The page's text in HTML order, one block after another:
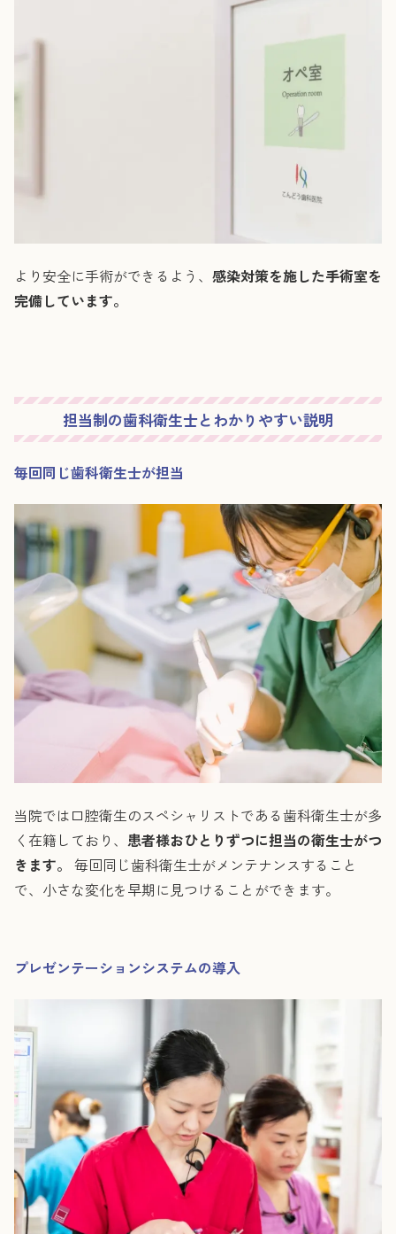
より安全に手術ができるよう、 感染対策を施した手術室を
完備しています。
担当制の歯科衛生士とわかりやすい説明
毎回同じ歯科衛生士が担当
当院では口腔衛生のスペシャリストである歯科衛生士が多
く在籍しており、 患者様おひとりずつに担当の衛生士がつ
きます。 毎回同じ歯科衛生士がメンテナンスすること
で、小さな変化を早期に見つけることができます。
プレゼンテーションシステムの導入